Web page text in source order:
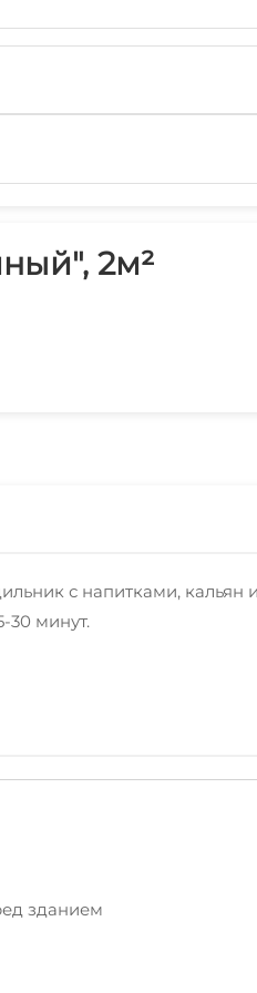
2м²
с напитками, кальян
минут.
зданием